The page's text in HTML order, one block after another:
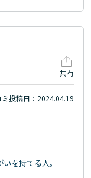
共有
ミ投稿日：2024.04.19
を持てる人。